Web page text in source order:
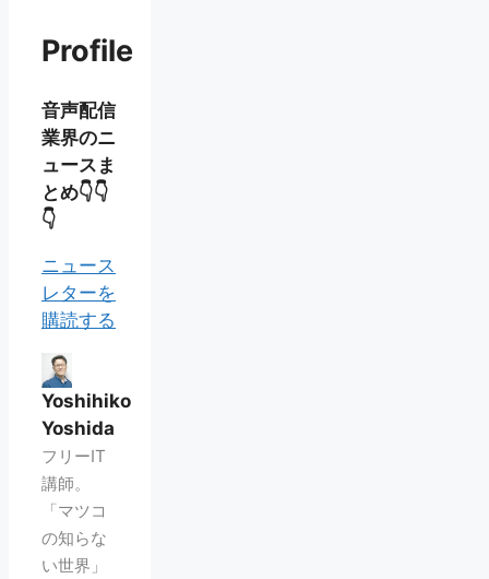
Profile
音声配信
業界のニ
ュースま
とめ👇👇
👇
ニュース
レターを
購読する
Yoshihiko
Yoshida
フリーIT
講師。
「マツコ
の知らな
い世界」